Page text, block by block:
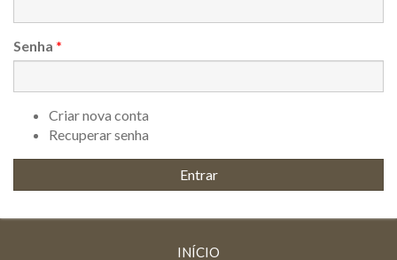
Senha *
Criar nova conta
Recuperar senha
INÍCIO